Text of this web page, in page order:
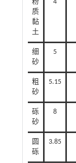
粉
质
黏
土
4
细
砂
5
粗
砂
5.15
砾
砂
8
圆
砾
3.85